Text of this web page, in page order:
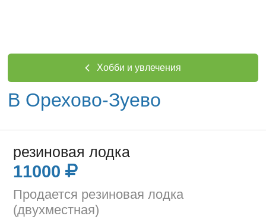
Хобби и увлечения
В Орехово-Зуево
резиновая лодка
11000
Продается резиновая лодка
(двухместная)